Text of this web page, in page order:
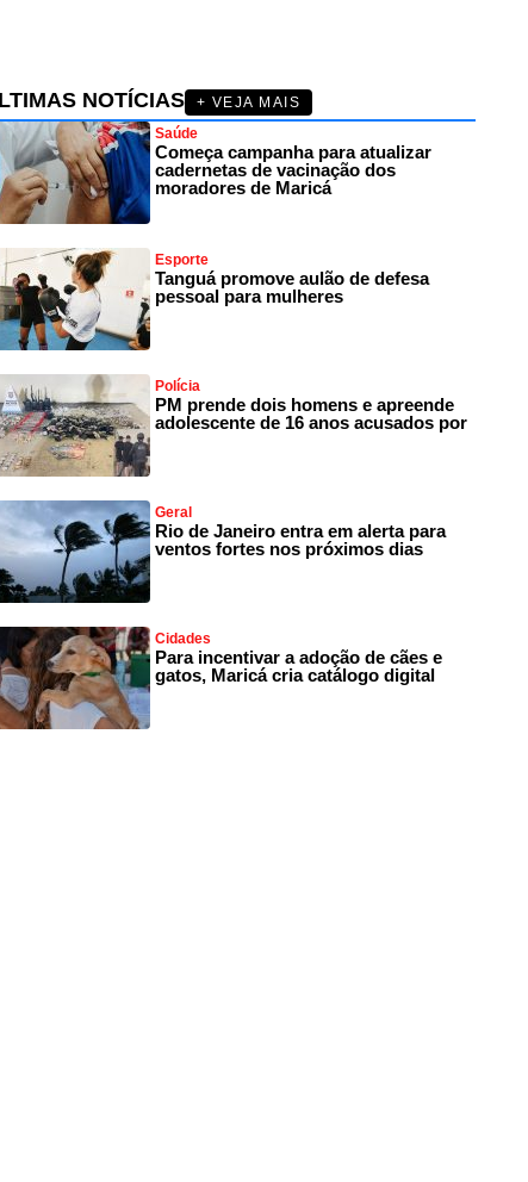
NOTÍCIAS
+ VEJA MAIS
Saúde
Começa campanha para atualizar
cadernetas de vacinação dos
moradores de Maricá
Esporte
Tanguá promove aulão de defesa
pessoal para mulheres
Polícia
PM prende dois homens e apreende
adolescente de 16 anos acusados por
Geral
Rio de Janeiro entra em alerta para
ventos fortes nos próximos dias
Cidades
Para incentivar a adoção de cães e
gatos, Maricá cria catálogo digital